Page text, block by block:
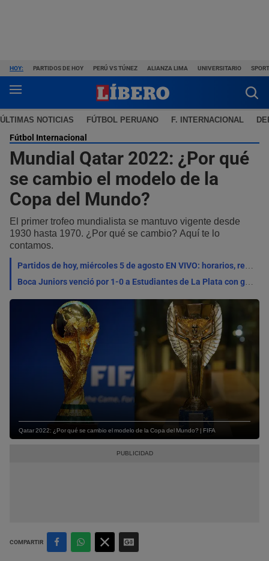
HOY: PARTIDOS DE HOY PERÚ VS TÚNEZ ALIANZA LIMA UNIVERSITARIO
ÚLTIMAS NOTICIAS FÚTBOL PERUANO F. INTERNACIONAL
Fútbol Internacional
Mundial Qatar 2022: ¿Por qué
se cambio el modelo de la
Copa del Mundo?
El primer trofeo mundialista se mantuvo vigente desde
1930 hasta 1970. ¿Por qué se cambio? Aquí te lo
contamos.
Partidos de hoy, miércoles 5 de agosto EN VIVO: horarios, resultados y dónde ver fútbol por TV
Boca Juniors venció por 1-0 a Estudiantes de La Plata con gol de Ascacíbar por el Torneo Clausura 2026
Qatar 2022: ¿Por qué se cambio el modelo de la Copa del Mundo? | FIFA
COMPARTIR